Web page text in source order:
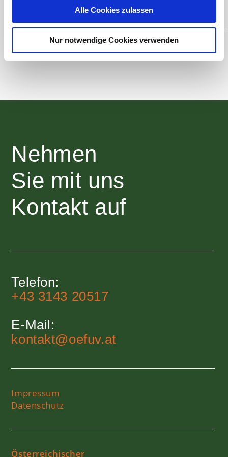
Alle Cookies zulassen
Nur notwendige Cookies verwenden
Nehmen
Sie mit uns
Kontakt auf
Telefon:
+43 3143 20517
E-Mail:
kontakt@oefuv.at
Impressum
Datenschutz
Österreichischer